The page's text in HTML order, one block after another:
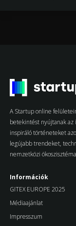
A Startup online
betekintést nyújtanak az
inspiráló történeteket
legújabb trendeket,
nemzetközi
Információk
GITEX EUROPE 2025
Médiaajánlat
Impresszum